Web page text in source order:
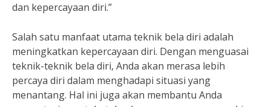
dan kepercayaan diri.”
Salah satu manfaat utama teknik bela diri adalah
meningkatkan kepercayaan diri. Dengan menguasai
teknik-teknik bela diri, Anda akan merasa lebih
percaya diri dalam menghadapi situasi yang
menantang. Hal ini juga akan membantu Anda